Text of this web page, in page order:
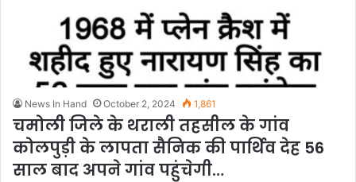
News In Hand October 2, 2024 1,861
चमोली जिले के थराली तहसील के गांव
कोलपुड़ी के लापता सैनिक की पार्थिव देह 56
साल बाद अपने गांव पहुंचेगी…